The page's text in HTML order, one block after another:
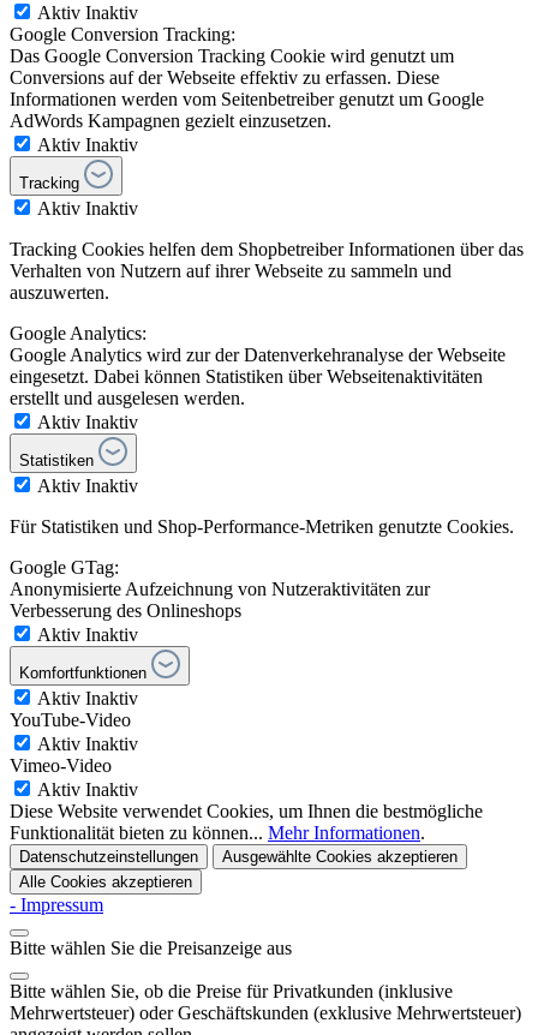
Aktiv Inaktiv
Google Conversion Tracking:
Das Google Conversion Tracking Cookie wird genutzt um
Conversions auf der Webseite effektiv zu erfassen. Diese
Informationen werden vom Seitenbetreiber genutzt um Google
AdWords Kampagnen gezielt einzusetzen.
Aktiv Inaktiv
Tracking
Aktiv Inaktiv
Tracking Cookies helfen dem Shopbetreiber Informationen über das
Verhalten von Nutzern auf ihrer Webseite zu sammeln und
auszuwerten.
Google Analytics:
Google Analytics wird zur der Datenverkehranalyse der Webseite
eingesetzt. Dabei können Statistiken über Webseitenaktivitäten
erstellt und ausgelesen werden.
Aktiv Inaktiv
Statistiken
Aktiv Inaktiv
Für Statistiken und Shop-Performance-Metriken genutzte Cookies.
Google GTag:
Anonymisierte Aufzeichnung von Nutzeraktivitäten zur
Verbesserung des Onlineshops
Aktiv Inaktiv
Komfortfunktionen
Aktiv Inaktiv
YouTube-Video
Aktiv Inaktiv
Vimeo-Video
Aktiv Inaktiv
Diese Website verwendet Cookies, um Ihnen die bestmögliche
Funktionalität bieten zu können... Mehr Informationen.
Datenschutzeinstellungen
Ausgewählte Cookies akzeptieren
Alle Cookies akzeptieren
- Impressum
Bitte wählen Sie die Preisanzeige aus
Bitte wählen Sie, ob die Preise für Privatkunden (inklusive
Mehrwertsteuer) oder Geschäftskunden (exklusive Mehrwertsteuer)